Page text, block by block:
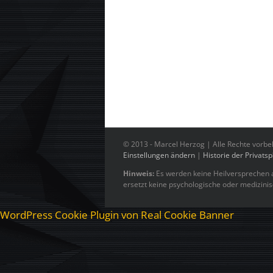
© 2013 - Marcel Herzog | Alle Rechte
Einstellungen ändern | Historie der
Hinweis: Es werden keine
ersetzt keine psychologische oder
WordPress Cookie Plugin von Real Cookie Banner